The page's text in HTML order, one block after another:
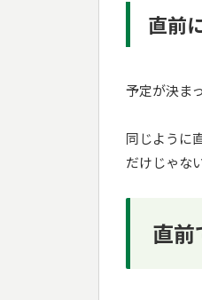
直前
予定が決ま
同じように
だけじゃな
直